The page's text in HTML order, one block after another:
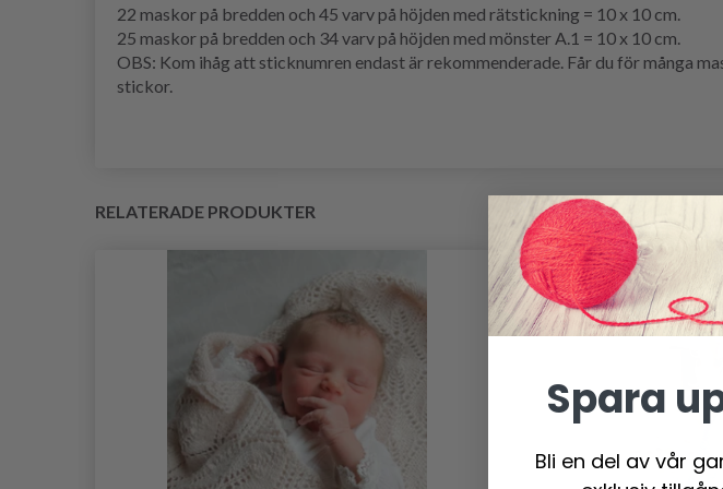
22 maskor på bredden och 45 varvpå höjden med rätstickning = 10 x 10 cm.
25 maskor på bredden och 34 varv på höjden med mönster A.1 = 10 x 10 cm.
OBS: Kom ihåg att sticknumren endast är rekommenderade. Får du för många
stickor.
RELATERADE PRODUKTER
Spara
Bli en del av vår